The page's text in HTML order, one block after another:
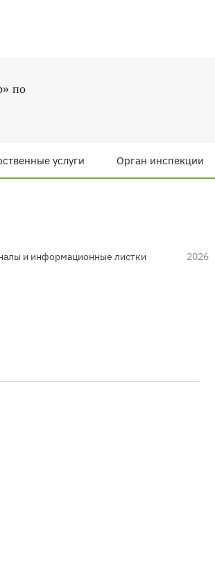
по
услуги Орган инспекции
и информационные листки
2026